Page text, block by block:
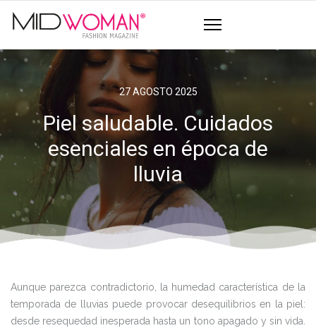
27 AGOSTO 2025
Piel saludable. Cuidados
esenciales en época de
lluvia
Aunque parezca contradictorio, la humedad característica de la
temporada de lluvias puede provocar desequilibrios en la piel:
desde resequedad inesperada hasta un tono apagado y sin vida.